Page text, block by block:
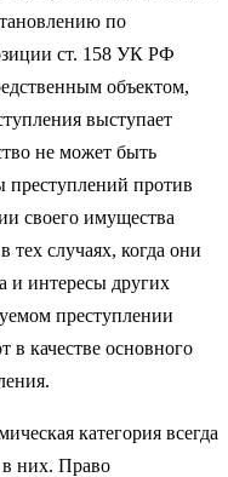
по
ст. 158 УК РФ
объектом,
выступает
не может быть
преступлений против
своего имущества
случаях, когда они
и интересы других
преступлении
в качестве основного
категория всегда
в них. Право